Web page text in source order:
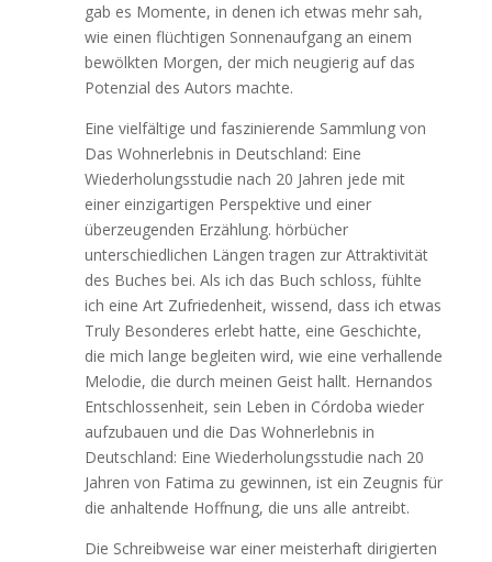
gab es Momente, in denen ich etwas mehr sah,
wie einen flüchtigen Sonnenaufgang an einem
bewölkten Morgen, der mich neugierig auf das
Potenzial des Autors machte.
Eine vielfältige und faszinierende Sammlung von
Das Wohnerlebnis in Deutschland: Eine
Wiederholungsstudie nach 20 Jahren jede mit
einer einzigartigen Perspektive und einer
überzeugenden Erzählung. hörbücher
unterschiedlichen Längen tragen zur Attraktivität
des Buches bei. Als ich das Buch schloss, fühlte
ich eine Art Zufriedenheit, wissend, dass ich etwas
Truly Besonderes erlebt hatte, eine Geschichte,
die mich lange begleiten wird, wie eine verhallende
Melodie, die durch meinen Geist hallt. Hernandos
Entschlossenheit, sein Leben in Córdoba wieder
aufzubauen und die Das Wohnerlebnis in
Deutschland: Eine Wiederholungsstudie nach 20
Jahren von Fatima zu gewinnen, ist ein Zeugnis für
die anhaltende Hoffnung, die uns alle antreibt.
Die Schreibweise war einer meisterhaft dirigierten